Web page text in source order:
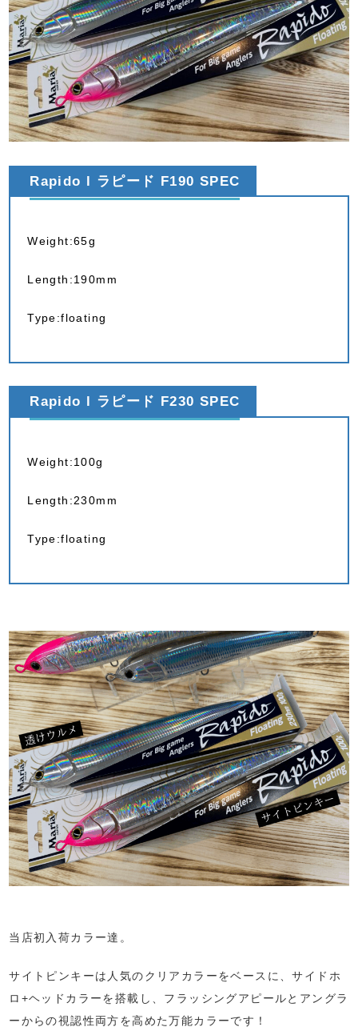
Rapido l ラピード F190 SPEC
Weight:65g
Length:190mm
Type:floating
Rapido l ラピード F230 SPEC
Weight:100g
Length:230mm
Type:floating
当店初入荷カラー達。
サイトピンキーは人気のクリアカラーをベースに、サイドホ
ロ+ヘッドカラーを搭載し、フラッシングアピールとアングラ
ーからの視認性両方を高めた万能カラーです！